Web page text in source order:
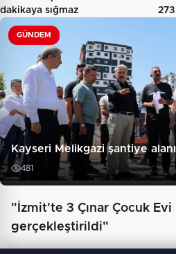
dakikaya sığmaz
GÜNDEM
Kayseri Melikgazi şantiye
481
"İzmit'te 3 Çınar Çocuk
gerçekleştirildi"